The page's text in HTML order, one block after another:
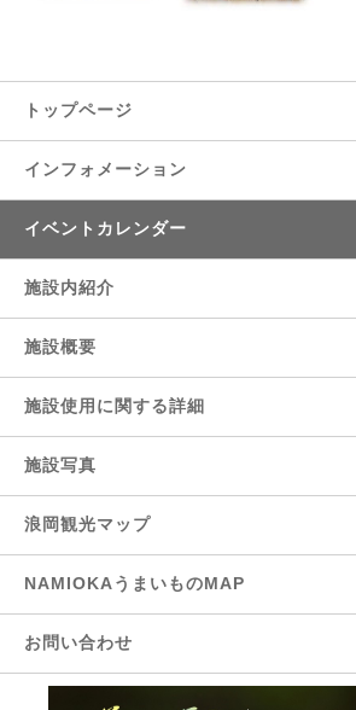
トップページ
インフォメーション
イベントカレンダー
施設内紹介
施設概要
施設使用に関する詳細
施設写真
浪岡観光マップ
NAMIOKAうまいものMAP
お問い合わせ